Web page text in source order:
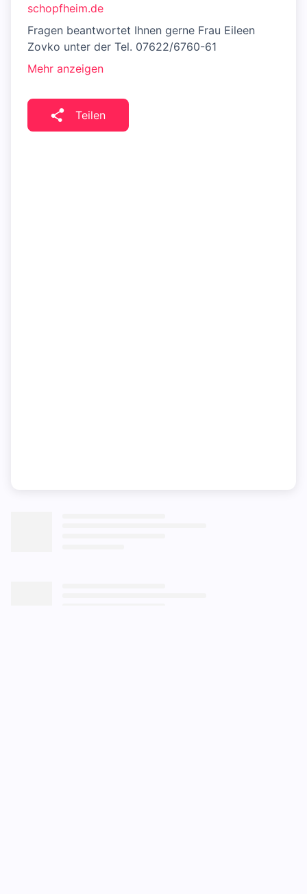
schopfheim.de
Fragen beantwortet Ihnen gerne Frau Eileen
Zovko unter der Tel. 07622/6760-61
Mehr anzeigen
Teilen